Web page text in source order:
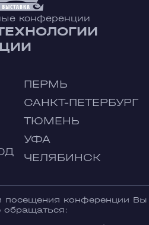
конференции
ПЕРМЬ
САНКТ-ПЕТЕРБУРГ
ТЮМЕНЬ
УФА
ЧЕЛЯБИНСК
посещения конференции Вы
обращаться: